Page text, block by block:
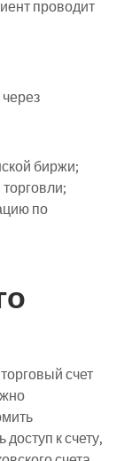
проводит
биржи;
по
счет
к счету,